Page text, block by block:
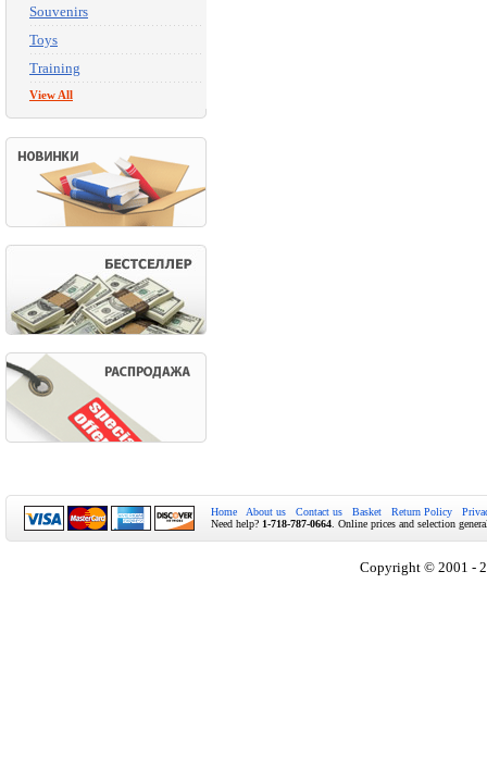
Souvenirs
Toys
Training
View All
Home About us Contact us Basket Return Policy
Need help? 1-718-787-0664 . Online prices and selection
Copyright © 2001 -